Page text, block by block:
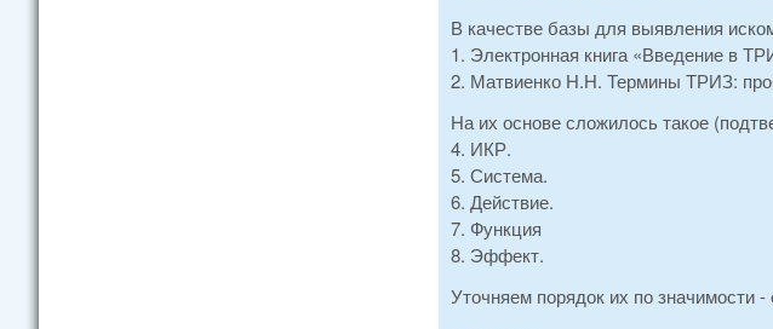
В качестве базы для выявления
1. Электронная книга «Введение в
2. Матвиенко Н.Н. Термины ТРИЗ:
На их основе сложилось такое
4. ИКР.
5. Система.
6. Действие.
7. Функция
8. Эффект.
Уточняем порядок их по значимости